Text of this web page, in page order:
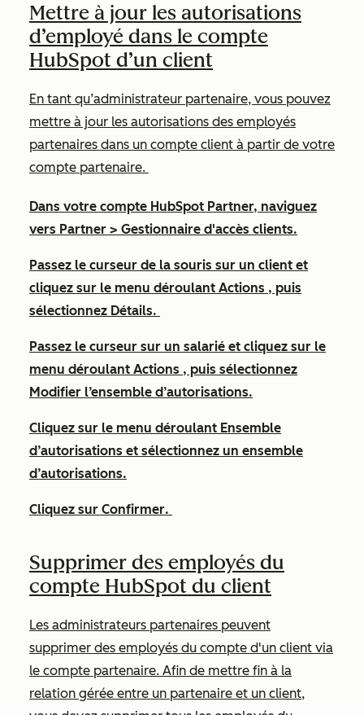
Mettre à jour les autorisations
d’employé dans le compte
HubSpot d’un client
En tant qu’administrateur partenaire, vous pouvez
mettre à jour les autorisations des employés
partenaires dans un compte client à partir de votre
compte partenaire.
Dans votre compte HubSpot Partner, naviguez
vers Partner > Gestionnaire d'accès clients.
Passez le curseur de la souris sur un client et
cliquez sur le menu déroulant Actions , puis
sélectionnez Détails.
Passez le curseur sur un salarié et cliquez sur le
menu déroulant Actions , puis sélectionnez
Modifier l’ensemble d’autorisations.
Cliquez sur le menu déroulant Ensemble
d’autorisations et sélectionnez un ensemble
d’autorisations.
Cliquez sur Confirmer.
Supprimer des employés du
compte HubSpot du client
Les administrateurs partenaires peuvent
supprimer des employés du compte d'un client via
le compte partenaire. Afin de mettre fin à la
relation gérée entre un partenaire et un client,